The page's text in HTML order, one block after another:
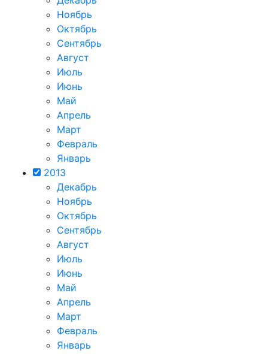
Ноябрь
Октябрь
Сентябрь
Август
Июль
Июнь
Май
Апрель
Март
Февраль
Январь
2013
Декабрь
Ноябрь
Октябрь
Сентябрь
Август
Июль
Июнь
Май
Апрель
Март
Февраль
Январь